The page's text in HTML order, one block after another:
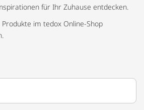
für Ihr Zuhause entdecken.
im tedox Online-Shop